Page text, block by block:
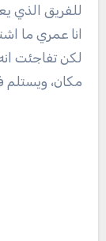
للفريق الذي
انا عمري ما
لكن تفاجئت
مكان، ويستلم